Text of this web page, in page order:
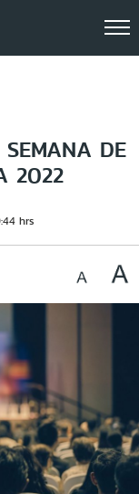
DE
2022
hrs